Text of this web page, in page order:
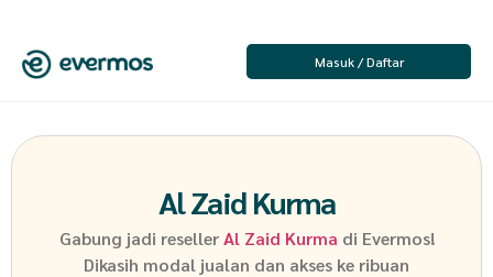
Masuk / Daftar
Al Zaid Kurma
Gabung jadi reseller Al Zaid Kurma di Evermos!
Dikasih modal jualan dan akses ke ribuan